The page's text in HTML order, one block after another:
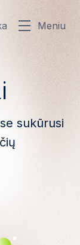
Meniu
sukūrusi